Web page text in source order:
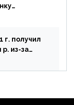
г. получил
р. из-за